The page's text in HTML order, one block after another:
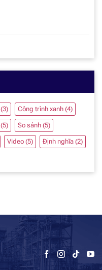
(3) Công trình xanh (4)
(5) So sánh (5)
Video (5) Định nghĩa (2)